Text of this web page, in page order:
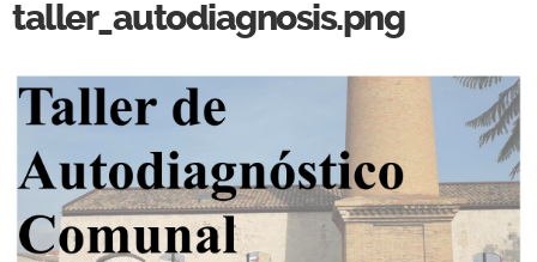
taller_autodiagnosis.png